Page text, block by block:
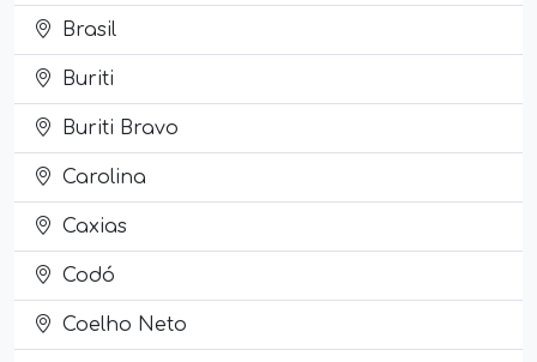
Brasil
Buriti
Buriti Bravo
Carolina
Caxias
Codó
Coelho Neto